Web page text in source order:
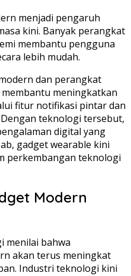
menjadi pengaruh
kini. Banyak perangkat
membantu pengguna
lebih mudah.
dan perangkat
meningkatkan
fitur notifikasi pintar dan
teknologi tersebut,
digital yang
gadget wearable kini
perkembangan teknologi
Modern
menilai bahwa
akan terus meningkat
Industri teknologi kini